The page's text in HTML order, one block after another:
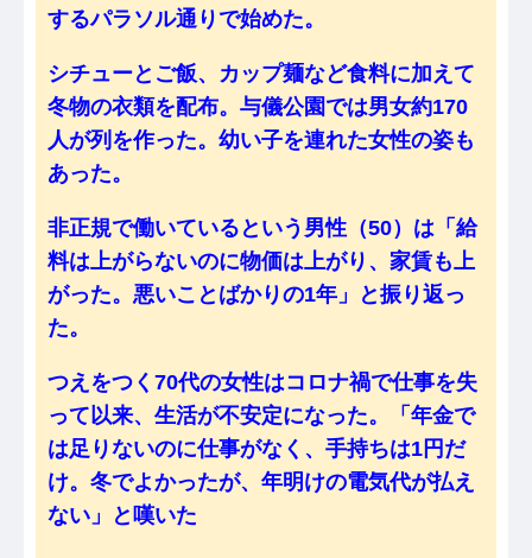
するパラソル通りで始めた。
シチューとご飯、カップ麺など食料に加えて
冬物の衣類を配布。与儀公園では男女約170
人が列を作った。幼い子を連れた女性の姿も
あった。
非正規で働いているという男性（50）は「給
料は上がらないのに物価は上がり、家賃も上
がった。悪いことばかりの1年」と振り返っ
た。
つえをつく70代の女性はコロナ禍で仕事を失
って以来、生活が不安定になった。「年金で
は足りないのに仕事がなく、手持ちは1円だ
け。冬でよかったが、年明けの電気代が払え
ない」と嘆いた